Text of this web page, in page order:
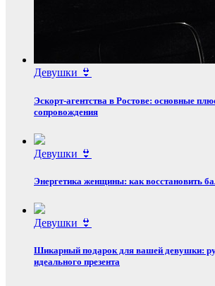
Девушки 👙
Эскорт‑агентства в Ростове: основные
сопровождения
Девушки 👙
Энергетика женщины: как восстановить
Девушки 👙
Шикарный подарок для вашей девушки:
идеального презента